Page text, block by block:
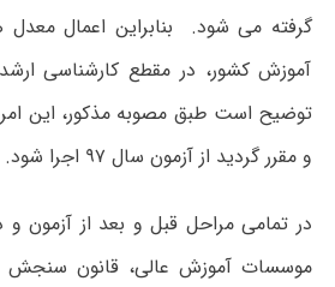
گرفته می شود. بنابراین اعمال
آموزش کشور، در مقطع کارشناسی
و مقرر گردید از آزمون سال ۹۷ اجرا شود.
در تمامی مراحل قبل و بعد از آزمون و
موسسات آموزش عالی، قانون